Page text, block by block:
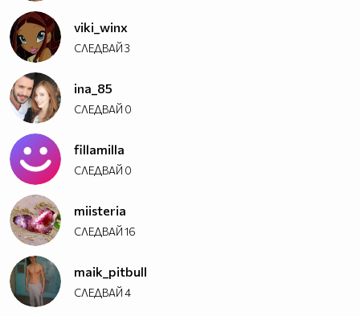
viki_winx
СЛЕДВАЙ3
ina_85
СЛЕДВАЙ 0
fillamilla
СЛЕДВАЙ 0
miisteria
СЛЕДВАЙ16
maik_pitbull
СЛЕДВАЙ4